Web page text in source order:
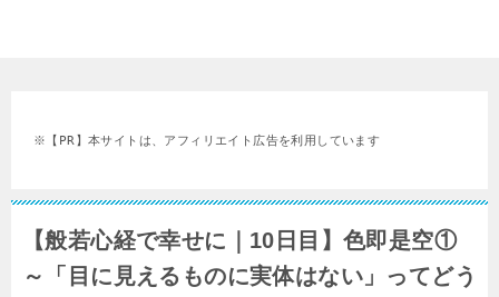
※【PR】本サイトは、アフィリエイト広告を利用しています
【般若心経で幸せに｜10日目】色即是空①
～「目に見えるものに実体はない」ってどう